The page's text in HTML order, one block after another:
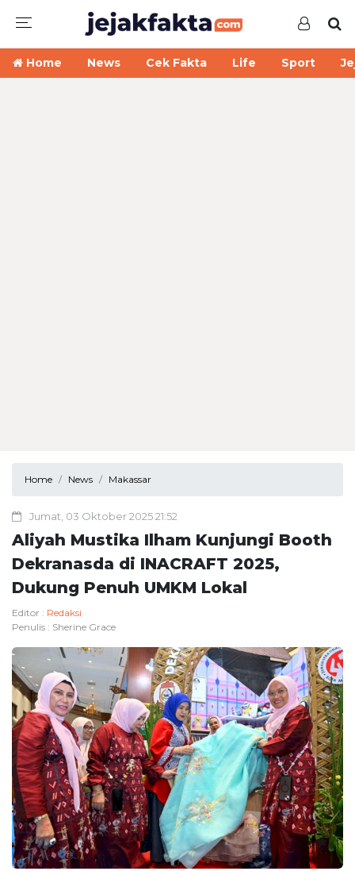
Home News Cek Fakta Life Sport
Home News Makassar
Jumat, 03 Oktober 2025 21:52
Aliyah Mustika Ilham Kunjungi Booth
Dekranasda di INACRAFT 2025,
Dukung Penuh UMKM Lokal
Editor : Redaksi
Penulis : Sherine Grace